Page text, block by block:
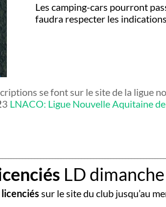
Les camping-cars pourront
faudra respecter les
se font sur le site de la ligue
3 LNACO: Ligue Nouvelle Aquitaine
LD
sur le site du club jusqu’au